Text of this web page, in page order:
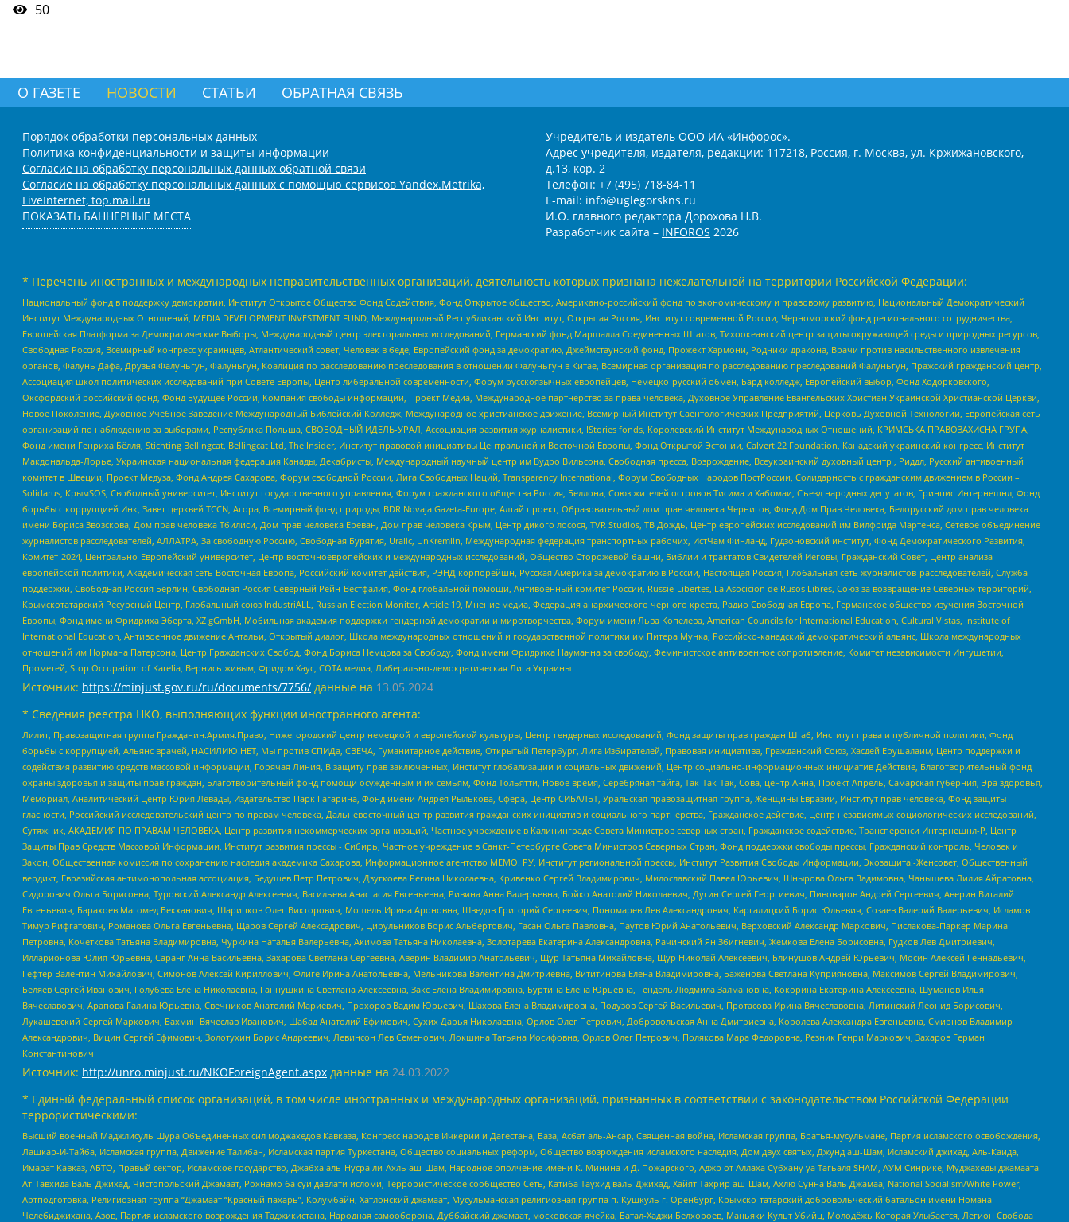
50
О ГАЗЕТЕ НОВОСТИ СТАТЬИ ОБРАТНАЯ СВЯЗЬ
Порядок обработки персональных данных
Политика конфиденциальности и защиты информации
Согласие на обработку персональных данных обратной связи
Согласие на обработку персональных данных с помощью сервисов Yandex.Metrika,
LiveInternet, top.mail.ru
ПОКАЗАТЬ БАННЕРНЫЕ МЕСТА
Учредитель и издатель ООО ИА «Инфорос».
Адрес учредителя, издателя, редакции: 117218, Россия, г. Москва, ул. Кржижановского,
д.13, кор. 2
Телефон: +7 (495) 718-84-11
E-mail: info@uglegorskns.ru
И.О. главного редактора Дорохова Н.В.
Разработчик сайта – INFOROS 2026
* Перечень иностранных и международных неправительственных организаций, деятельность которых признана нежелательной на территории Российской Федерации:
Национальный фонд в поддержку демократии, Институт Открытое Общество Фонд Содействия, Фонд Открытое общество, Американо-российский фонд по экономическому и правовому развитию, Национальный Демократический
Институт Международных Отношений, MEDIA DEVELOPMENT INVESTMENT FUND, Международный Республиканский Институт, Открытая Россия, Институт современной России, Черноморский фонд регионального сотрудничества,
Европейская Платформа за Демократические Выборы, Международный центр электоральных исследований, Германский фонд Маршалла Соединенных Штатов, Тихоокеанский центр защиты окружающей среды и природных ресурсов,
Свободная Россия, Всемирный конгресс украинцев, Атлантический совет, Человек в беде, Европейский фонд за демократию, Джеймстаунский фонд, Прожект Хармони, Родники дракона, Врачи против насильственного извлечения
органов, Фалунь Дафа, Друзья Фалуньгун, Фалуньгун, Коалиция по расследованию преследования в отношении Фалуньгун в Китае, Всемирная организация по расследованию преследований Фалуньгун, Пражский гражданский центр,
Ассоциация школ политических исследований при Совете Европы, Центр либеральной современности, Форум русскоязычных европейцев, Немецко-русский обмен, Бард колледж, Европейский выбор, Фонд Ходорковского,
Оксфордский российский фонд, Фонд Будущее России, Компания свободы информации, Проект Медиа, Международное партнерство за права человека, Духовное Управление Евангельских Христиан Украинской Христианской Церкви,
Новое Поколение, Духовное Учебное Заведение Международный Библейский Колледж, Международное христианское движение, Всемирный Институт Саентологических Предприятий, Церковь Духовной Технологии, Европейская сеть
организаций по наблюдению за выборами, Республика Польша, СВОБОДНЫЙ ИДЕЛЬ-УРАЛ, Ассоциация развития журналистики, IStories fonds, Королевский Институт Международных Отношений, КРИМСЬКА ПРАВОЗАХИСНА ГРУПА,
Фонд имени Генриха Бёлля, Stichting Bellingcat, Bellingcat Ltd, The Insider, Институт правовой инициативы Центральной и Восточной Европы, Фонд Открытой Эстонии, Calvert 22 Foundation, Канадский украинский конгресс, Институт
Макдональда-Лорье, Украинская национальная федерация Канады, Декабристы, Международный научный центр им Вудро Вильсона, Свободная пресса, Возрождение, Всеукраинский духовный центр , Риддл, Русский антивоенный
комитет в Швеции, Проект Медуза, Фонд Андрея Сахарова, Форум свободной России, Лига Свободных Наций, Transparеncy International, Форум Свободных Народов ПостРоссии, Солидарность с гражданским движением в России –
Solidarus, КрымSOS, Свободный университет, Институт государственного управления, Форум гражданского общества Россия, Беллона, Союз жителей островов Тисима и Хабомаи, Съезд народных депутатов, Гринпис Интернешнл, Фонд
борьбы с коррупцией Инк, Завет церквей TCCN, Агора, Всемирный фонд природы, BDR Novaja Gazeta-Europe, Алтай проект, Образовательный дом прав человека Чернигов, Фонд Дом Прав Человека, Белорусский дом прав человека
имени Бориса Звозскова, Дом прав человека Тбилиси, Дом прав человека Ереван, Дом прав человека Крым, Центр дикого лосося, TVR Studios, ТВ Дождь, Центр европейских исследований им Вилфрида Мартенса, Сетевое объединение
журналистов расследователей, АЛЛАТРА, За свободную Россию, Свободная Бурятия, Uralic, UnKremlin, Международная федерация транспортных рабочих, ИстЧам Финланд, Гудзоновский институт, Фонд Демократического Развития,
Комитет-2024, Центрально-Европейский университет, Центр восточноевропейских и международных исследований, Общество Сторожевой башни, Библии и трактатов Свидетелей Иеговы, Гражданский Совет, Центр анализа
европейской политики, Академическая сеть Восточная Европа, Российский комитет действия, РЭНД корпорейшн, Русская Америка за демократию в России, Настоящая Россия, Глобальная сеть журналистов-расследователей, Служба
поддержки, Свободная Россия Берлин, Свободная Россия Северный Рейн-Вестфалия, Фонд глобальной помощи, Антивоенный комитет России, Russie-Libertes, La Asocicion de Rusos Libres, Союз за возвращение Северных территорий,
Крымскотатарский Ресурсный Центр, Глобальный союз IndustriALL, Russian Election Monitor, Article 19, Мнение медиа, Федерация анархического черного креста, Радио Свободная Европа, Германское общество изучения Восточной
Европы, Фонд имени Фридриха Эберта, XZ gGmbH, Мобильная академия поддержки гендерной демократии и миротворчества, Форум имени Льва Копелева, American Councils for International Education, Cultural Vistas, Institute of
International Education, Антивоенное движение Антальи, Открытый диалог, Школа международных отношений и государственной политики им Питера Мунка, Российско-канадский демократический альянс, Школа международных
отношений им Нормана Патерсона, Центр Гражданских Свобод, Фонд Бориса Немцова за Свободу, Фонд имени Фридриха Науманна за свободу, Феминистское антивоенное сопротивление, Комитет независимости Ингушетии,
Прометей, Stop Occupation of Karelia, Вернись живым, Фридом Хаус, СОТА медиа, Либерально-демократическая Лига Украины
Источник: https://minjust.gov.ru/ru/documents/7756/ данные на 13.05.2024
* Сведения реестра НКО, выполняющих функции иностранного агента:
Лилит, Правозащитная группа Гражданин.Армия.Право, Нижегородский центр немецкой и европейской культуры, Центр гендерных исследований, Фонд защиты прав граждан Штаб, Институт права и публичной политики, Фонд
борьбы с коррупцией, Альянс врачей, НАСИЛИЮ.НЕТ, Мы против СПИДа, СВЕЧА, Гуманитарное действие, Открытый Петербург, Лига Избирателей, Правовая инициатива, Гражданский Союз, Хасдей Ерушалаим, Центр поддержки и
содействия развитию средств массовой информации, Горячая Линия, В защиту прав заключенных, Институт глобализации и социальных движений, Центр социально-информационных инициатив Действие, Благотворительный фонд
охраны здоровья и защиты прав граждан, Благотворительный фонд помощи осужденным и их семьям, Фонд Тольятти, Новое время, Серебряная тайга, Так-Так-Так, Сова, центр Анна, Проект Апрель, Самарская губерния, Эра здоровья,
Мемориал, Аналитический Центр Юрия Левады, Издательство Парк Гагарина, Фонд имени Андрея Рылькова, Сфера, Центр СИБАЛЬТ, Уральская правозащитная группа, Женщины Евразии, Институт прав человека, Фонд защиты
гласности, Российский исследовательский центр по правам человека, Дальневосточный центр развития гражданских инициатив и социального партнерства, Гражданское действие, Центр независимых социологических исследований,
Сутяжник, АКАДЕМИЯ ПО ПРАВАМ ЧЕЛОВЕКА, Центр развития некоммерческих организаций, Частное учреждение в Калининграде Совета Министров северных стран, Гражданское содействие, Трансперенси Интернешнл-Р, Центр
Защиты Прав Средств Массовой Информации, Институт развития прессы - Сибирь, Частное учреждение в Санкт-Петербурге Совета Министров Северных Стран, Фонд поддержки свободы прессы, Гражданский контроль, Человек и
Закон, Общественная комиссия по сохранению наследия академика Сахарова, Информационное агентство МЕМО. РУ, Институт региональной прессы, Институт Развития Свободы Информации, Экозащита!-Женсовет, Общественный
вердикт, Евразийская антимонопольная ассоциация, Бедушев Петр Петрович, Дзугкоева Регина Николаевна, Кривенко Сергей Владимирович, Милославский Павел Юрьевич, Шнырова Ольга Вадимовна, Чанышева Лилия Айратовна,
Сидорович Ольга Борисовна, Туровский Александр Алексеевич, Васильева Анастасия Евгеньевна, Ривина Анна Валерьевна, Бойко Анатолий Николаевич, Дугин Сергей Георгиевич, Пивоваров Андрей Сергеевич, Аверин Виталий
Евгеньевич, Барахоев Магомед Бекханович, Шарипков Олег Викторович, Мошель Ирина Ароновна, Шведов Григорий Сергеевич, Пономарев Лев Александрович, Каргалицкий Борис Юльевич, Созаев Валерий Валерьевич, Исламов
Тимур Рифгатович, Романова Ольга Евгеньевна, Щаров Сергей Алексадрович, Цирульников Борис Альбертович, Гасан Ольга Павловна, Паутов Юрий Анатольевич, Верховский Александр Маркович, Пислакова-Паркер Марина
Петровна, Кочеткова Татьяна Владимировна, Чуркина Наталья Валерьевна, Акимова Татьяна Николаевна, Золотарева Екатерина Александровна, Рачинский Ян Збигневич, Жемкова Елена Борисовна, Гудков Лев Дмитриевич,
Илларионова Юлия Юрьевна, Саранг Анна Васильевна, Захарова Светлана Сергеевна, Аверин Владимир Анатольевич, Щур Татьяна Михайловна, Щур Николай Алексеевич, Блинушов Андрей Юрьевич, Мосин Алексей Геннадьевич,
Гефтер Валентин Михайлович, Симонов Алексей Кириллович, Флиге Ирина Анатольевна, Мельникова Валентина Дмитриевна, Вититинова Елена Владимировна, Баженова Светлана Куприяновна, Максимов Сергей Владимирович,
Беляев Сергей Иванович, Голубева Елена Николаевна, Ганнушкина Светлана Алексеевна, Закс Елена Владимировна, Буртина Елена Юрьевна, Гендель Людмила Залмановна, Кокорина Екатерина Алексеевна, Шуманов Илья
Вячеславович, Арапова Галина Юрьевна, Свечников Анатолий Мариевич, Прохоров Вадим Юрьевич, Шахова Елена Владимировна, Подузов Сергей Васильевич, Протасова Ирина Вячеславовна, Литинский Леонид Борисович,
Лукашевский Сергей Маркович, Бахмин Вячеслав Иванович, Шабад Анатолий Ефимович, Сухих Дарья Николаевна, Орлов Олег Петрович, Добровольская Анна Дмитриевна, Королева Александра Евгеньевна, Смирнов Владимир
Александрович, Вицин Сергей Ефимович, Золотухин Борис Андреевич, Левинсон Лев Семенович, Локшина Татьяна Иосифовна, Орлов Олег Петрович, Полякова Мара Федоровна, Резник Генри Маркович, Захаров Герман
Константинович
Источник: http://unro.minjust.ru/NKOForeignAgent.aspx данные на 24.03.2022
* Единый федеральный список организаций, в том числе иностранных и международных организаций, признанных в соответствии с законодательством Российской Федерации
террористическими:
Высший военный Маджлисуль Шура Объединенных сил моджахедов Кавказа, Конгресс народов Ичкерии и Дагестана, База, Асбат аль-Ансар, Священная война, Исламская группа, Братья-мусульмане, Партия исламского освобождения,
Лашкар-И-Тайба, Исламская группа, Движение Талибан, Исламская партия Туркестана, Общество социальных реформ, Общество возрождения исламского наследия, Дом двух святых, Джунд аш-Шам, Исламский джихад, Аль-Каида,
Имарат Кавказ, АБТО, Правый сектор, Исламское государство, Джабха аль-Нусра ли-Ахль аш-Шам, Народное ополчение имени К. Минина и Д. Пожарского, Аджр от Аллаха Субхану уа Тагьаля SHAM, АУМ Синрике, Муджахеды джамаата
Ат-Тавхида Валь-Джихад, Чистопольский Джамаат, Рохнамо ба суи давлати исломи, Террористическое сообщество Сеть, Катиба Таухид валь-Джихад, Хайят Тахрир аш-Шам, Ахлю Сунна Валь Джамаа, National Socialism/White Power,
Артподготовка, Религиозная группа “Джамаат “Красный пахарь”, Колумбайн, Хатлонский джамаат, Мусульманская религиозная группа п. Кушкуль г. Оренбург, Крымско-татарский добровольческий батальон имени Номана
Челебиджихана, Азов, Партия исламского возрождения Таджикистана, Народная самооборона, Дуббайский джамаат, московская ячейка, Батал-Хаджи Белхороев, Маньяки Культ Убийц, Молодёжь Которая Улыбается, Легион Свобода